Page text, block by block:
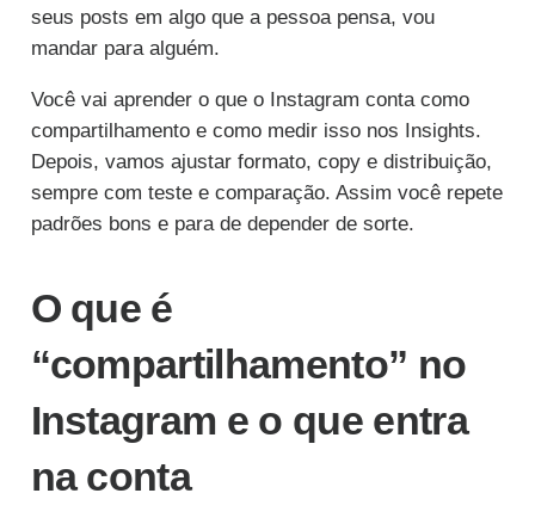
seus posts em algo que a pessoa pensa, vou
mandar para alguém.
Você vai aprender o que o Instagram conta como
compartilhamento e como medir isso nos Insights.
Depois, vamos ajustar formato, copy e distribuição,
sempre com teste e comparação. Assim você repete
padrões bons e para de depender de sorte.
O que é
“compartilhamento” no
Instagram e o que entra
na conta